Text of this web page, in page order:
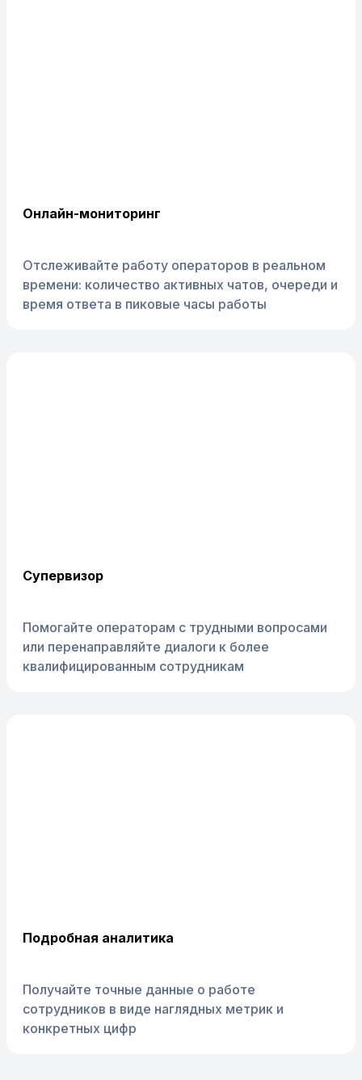
Онлайн-мониторинг
Отслеживайте работу операторов в реальном
времени: количество активных чатов, очереди и
время ответа в пиковые часы работы
Супервизор
Помогайте операторам с трудными вопросами
или перенаправляйте диалоги к более
квалифицированным сотрудникам
Подробная аналитика
Получайте точные данные о работе
сотрудников в виде наглядных метрик и
конкретных цифр